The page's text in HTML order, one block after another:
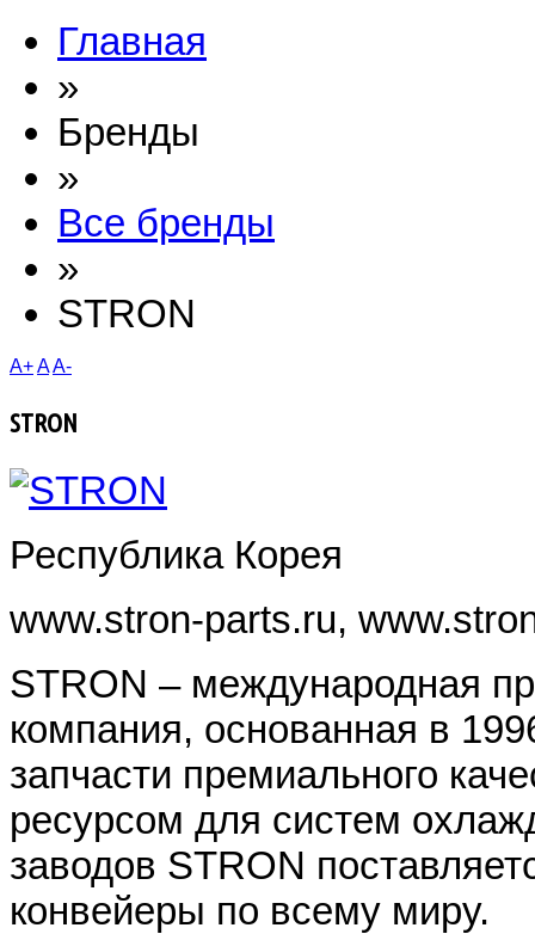
Главная
»
Бренды
»
Все бренды
»
STRON
A+AA-
STRON
Республика Корея
www.stron-parts.ru,
STRON – международная
компания, основанная в
запчасти премиального
ресурсом для систем
заводов STRON
конвейеры по всему миру.